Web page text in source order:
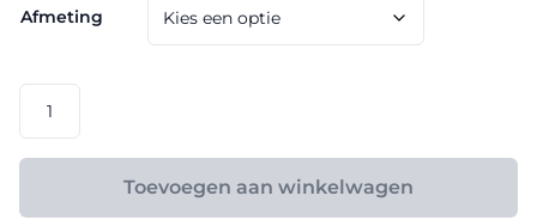
tot
€ 175,20
Afmeting
model
C15
III
Toevoegen aan winkelwagen